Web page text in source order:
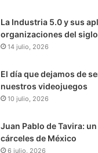
La Industria 5.0 y sus
organizaciones del
14 julio, 2026
El día que dejamos de
nuestros videojuegos
10 julio, 2026
Juan Pablo de Tavira:
cárceles de México
6 julio, 2026